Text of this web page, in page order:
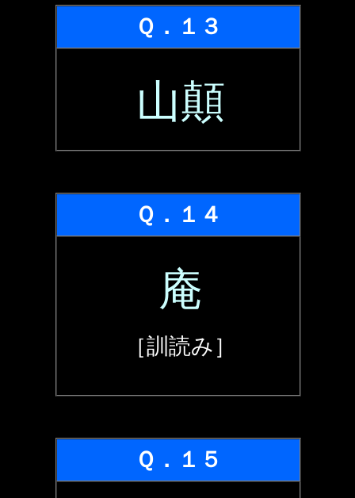
Ｑ．１３
山顛
Ｑ．１４
庵
［訓読み］
Ｑ．１５